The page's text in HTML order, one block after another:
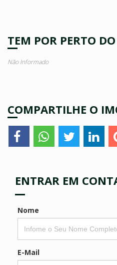
TEM POR PERTO
Não Informado
COMPARTILHE O
ENTRAR EM
Nome
E-Mail